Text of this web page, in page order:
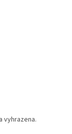
vyhrazena.